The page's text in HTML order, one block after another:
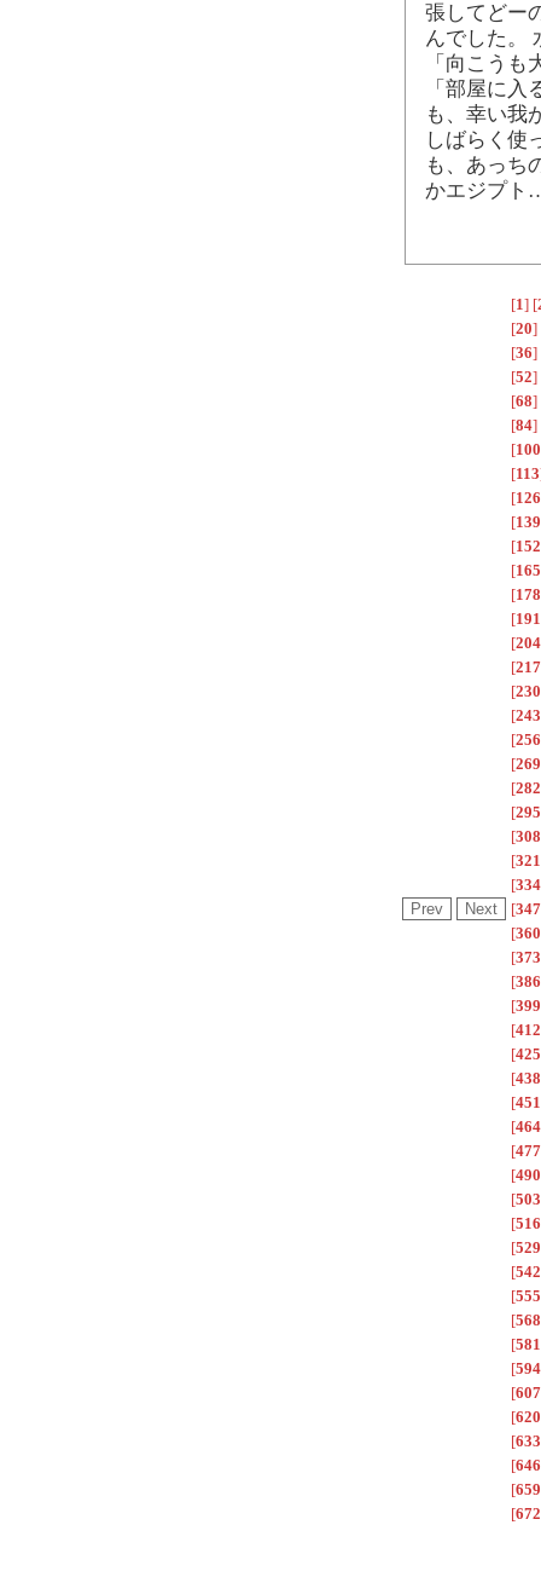
張してどー
んでした。
「向こう
「部屋に
も、幸い我
しばらく使
も、あっち
かエジプト
[1] [
[20]
[36]
[52]
[68]
[84]
[100
[113
[126
[139
[152
[165
[178
[191
[204
[217
[230
[243
[256
[269
[282
[295
[308
[321
[334
[347
[360
[373
[386
[399
[412
[425
[438
[451
[464
[477
[490
[503
[516
[529
[542
[555
[568
[581
[594
[607
[620
[633
[646
[659
[672